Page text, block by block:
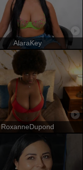
AlaraKey
RoxanneDupond